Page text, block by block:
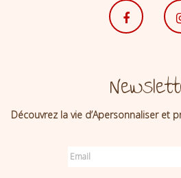
Découvrez la vie d’Apersonnaliser et